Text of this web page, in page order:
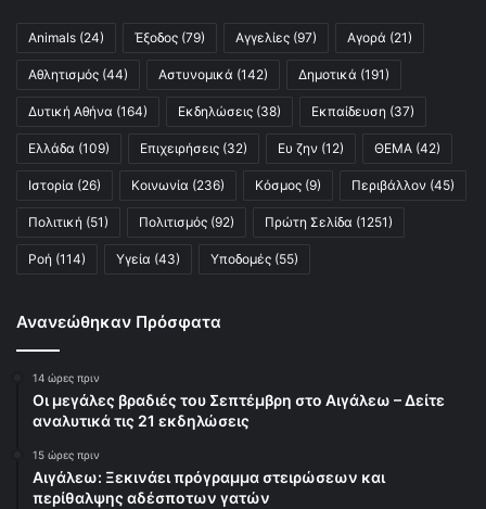
Animals (24) Έξοδος (79) Αγγελίες (97) Αγορά (21)
Αθλητισμός (44) Αστυνομικά (142) Δημοτικά (191)
Δυτική Αθήνα (164) Εκδηλώσεις (38) Εκπαίδευση (37)
Ελλάδα (109) Επιχειρήσεις (32) Ευ ζην (12) ΘΕΜΑ (42)
Ιστορία (26) Κοινωνία (236) Κόσμος (9) Περιβάλλον (45)
Πολιτική (51) Πολιτισμός (92) Πρώτη Σελίδα (1251)
Ροή (114) Υγεία (43) Υποδομές (55)
Ανανεώθηκαν Πρόσφατα
14 ώρες πριν
Οι μεγάλες βραδιές του Σεπτέμβρη στο Αιγάλεω – Δείτε
αναλυτικά τις 21 εκδηλώσεις
15 ώρες πριν
Αιγάλεω: Ξεκινάει πρόγραμμα στειρώσεων και
περίθαλψης αδέσποτων γατών